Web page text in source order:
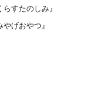
すたのしみ』
げおやつ』